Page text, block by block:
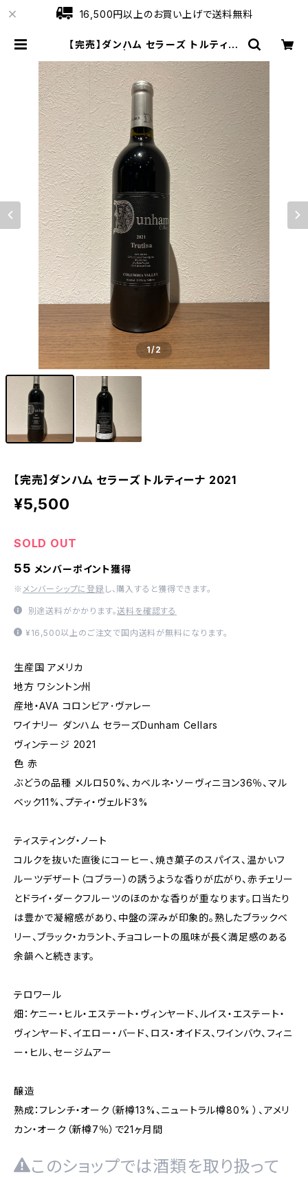
16,500円以上のお買い上げで送料無料
【完売】ダンハム セラーズ トルティー
1/2
【完売】ダンハム セラーズ トルティーナ 2021
¥5,500
SOLD OUT
55 メンバーポイント獲得
※ メンバーシップに登録 し、購入すると獲得できます。
別途送料がかかります。送料を確認する
¥16,500以上のご注文で国内送料が無料になります。
生産国 アメリカ
地方 ワシントン州
産地・AVA コロンビア･ヴァレー
ワイナリー ダンハム セラーズDunham Cellars
ヴィンテージ 2021
色 赤
ぶどうの品種 メルロ50%、カベルネ・ソーヴィニヨン36％、マル
ベック11%、プティ・ヴェルド3%
ティスティング・ノート
コルクを抜いた直後にコーヒー、焼き菓子のスパイス、温かいフ
ルーツデザート（コブラー）の誘うような香りが広がり、赤チェリー
とドライ・ダークフルーツのほのかな香りが重なります。口当たり
は豊かで凝縮感があり、中盤の深みが印象的。熟したブラックベ
リー、ブラック・カラント、チョコレートの風味が長く満足感のある
余韻へと続きます。
テロワール
畑：ケニー・ヒル・エステート・ヴィンヤード、ルイス・エステート・
ヴィンヤード、イエロー・バード、ロス・オイドス、ワインバウ、フィニ
ー・ヒル、セージムアー
醸造
熟成：フレンチ・オーク（新樽13%、ニュートラル樽80% ）、アメリ
カン・オーク（新樽7％）で21ヶ月間
このショップでは酒類を取り扱って